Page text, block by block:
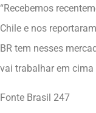
“Recebemos
Chile e nos
BR tem nesses
vai trabalhar em cima
Fonte Brasil 247